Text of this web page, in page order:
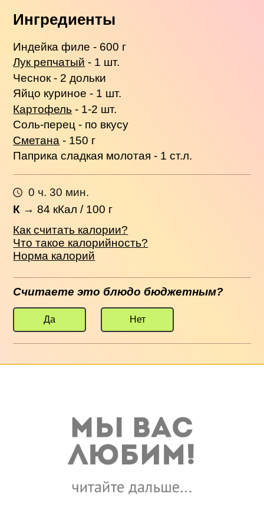
Ингредиенты
Индейка филе - 600 г
Лук репчатый - 1 шт.
Чеснок - 2 дольки
Яйцо куриное - 1 шт.
Картофель - 1-2 шт.
Соль-перец - по вкусу
Сметана - 150 г
Паприка сладкая молотая - 1 ст.л.
0 ч. 30 мин.
К →84 кКал / 100 г
Как считать калории?
Что такое калорийность?
Норма калорий
Считаете это блюдо бюджетным?
Да Нет